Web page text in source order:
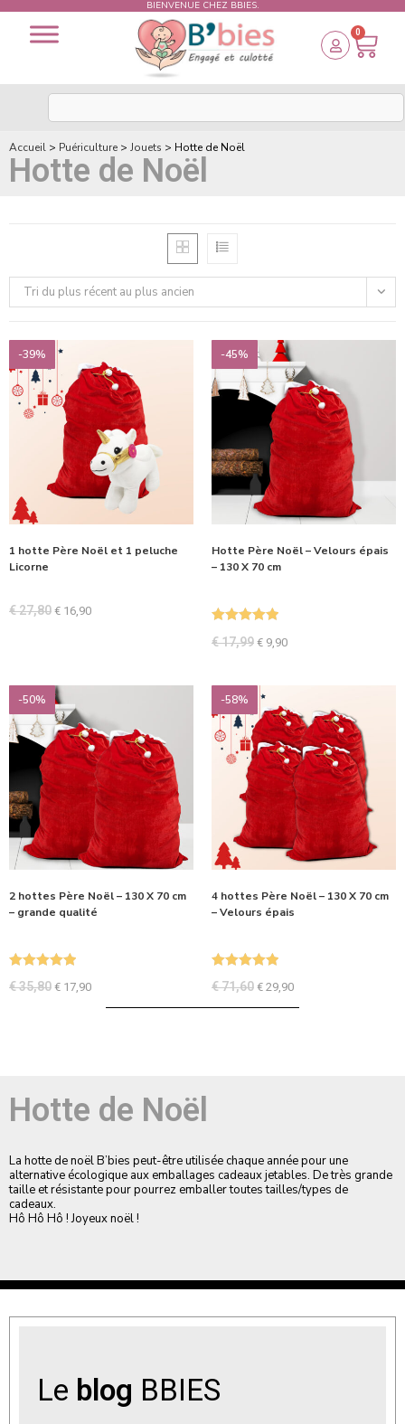
BIENVENUE CHEZ BBIES.
0
Accueil > Puériculture > Jouets > Hotte de Noël
Hotte de Noël
Tri du plus récent au plus ancien
-39%
1 hotte Père Noël et 1 peluche
Licorne
€27,80 € 16,90
-45%
Hotte Père Noël – Velours épais
– 130 X 70 cm
€17,99 € 9,90
-50%
2 hottes Père Noël – 130 X 70 cm
– grande qualité
€35,80 € 17,90
-58%
4 hottes Père Noël – 130 X 70 cm
– Velours épais
€71,60 € 29,90
Hotte de Noël
La hotte de noël B’bies peut-être utilisée chaque année pour une
alternative écologique aux emballages cadeaux jetables. De très grande
taille et résistante pour pourrez emballer toutes tailles/types de
cadeaux.
Hô Hô Hô ! Joyeux noël !
Le blog BBIES